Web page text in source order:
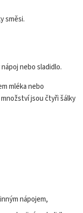
směsi.
nebo sladidlo.
mléka nebo
jsou čtyři šálky
nápojem,